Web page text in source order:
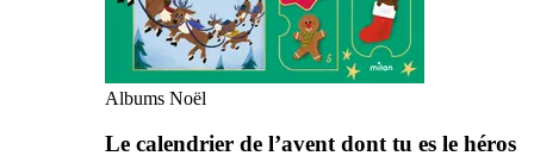
Albums Noël
Le calendrier de l’avent dont tu es le héros